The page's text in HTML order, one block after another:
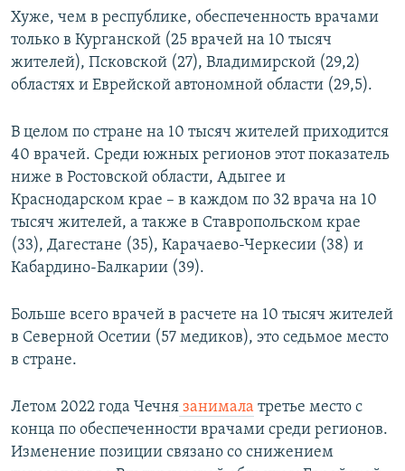
Хуже, чем в республике, обеспеченность врачами
только в Курганской (25 врачей на 10 тысяч
жителей), Псковской (27), Владимирской (29,2)
областях и Еврейской автономной области (29,5).
В целом по стране на 10 тысяч жителей приходится
40 врачей. Среди южных регионов этот показатель
ниже в Ростовской области, Адыгее и
Краснодарском крае – в каждом по 32 врача на 10
тысяч жителей, а также в Ставропольском крае
(33), Дагестане (35), Карачаево-Черкесии (38) и
Кабардино-Балкарии (39).
Больше всего врачей в расчете на 10 тысяч жителей
в Северной Осетии (57 медиков), это седьмое место
в стране.
Летом 2022 года Чечня занимала третье место с
конца по обеспеченности врачами среди регионов.
Изменение позиции связано со снижением